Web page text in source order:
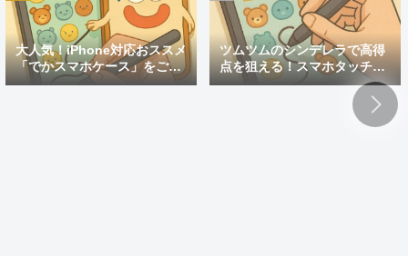
大人気！iPhone対応おススメ
「でかスマホケース」をご紹
介
ツムツムのシンデレラで高得
点を狙える！スマホタッチペ
ン